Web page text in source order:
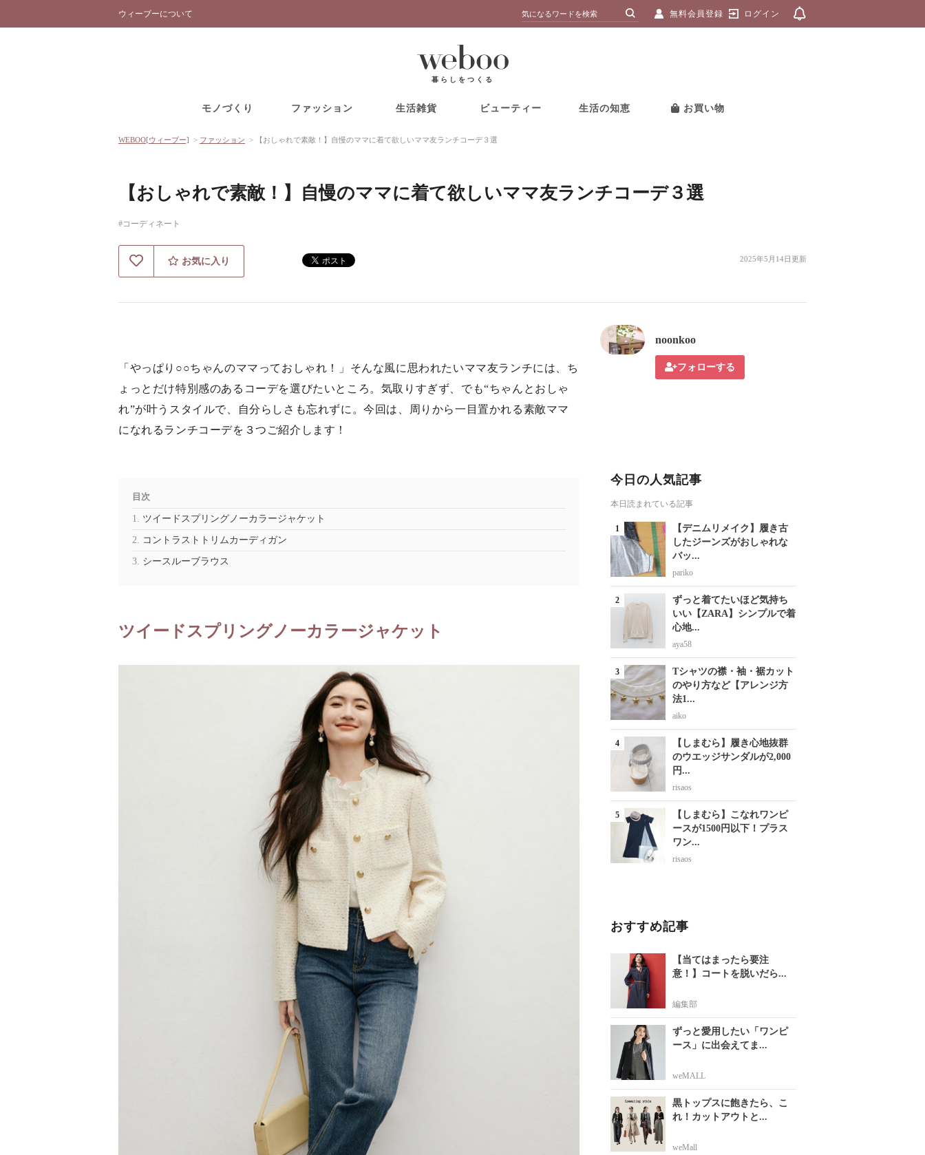
ウィーブーについて 無料会員登録 ログイン
暮らしをつくる
モノづくり ファッション 生活雑貨 ビューティー 生活の知恵 お買い物
WEBOO[ウィーブー] > ファッション > 【おしゃれで素敵！】自慢のママに着て欲しいママ友ランチコーデ３選
【おしゃれで素敵！】自慢のママに着て欲しいママ友ランチコーデ３選
#コーディネート
お気に入り 2025年5月14日更新
「やっぱり○○ちゃんのママっておしゃれ！」そんな風に思われたいママ友ランチには、ち
ょっとだけ特別感のあるコーデを選びたいところ。気取りすぎず、でも“ちゃんとおしゃ
れ”が叶うスタイルで、自分らしさも忘れずに。今回は、周りから一目置かれる素敵ママ
になれるランチコーデを３つご紹介します！
目次
ツイードスプリングノーカラージャケット
コントラストトリムカーディガン
シースルーブラウス
ツイードスプリングノーカラージャケット
noonkoo
フォローする
今日の人気記事
本日読まれている記事
【デニムリメイク】履き古
したジーンズがおしゃれな
バッ...
pariko
ずっと着てたいほど気持ち
いい【ZARA】シンプルで着
心地...
aya58
Tシャツの襟・袖・裾カット
のやり方など【アレンジ方
法1...
aiko
【しまむら】履き心地抜群
のウエッジサンダルが2,000
円...
risaos
【しまむら】こなれワンピ
ースが1500円以下！プラス
ワン...
risaos
おすすめ記事
【当てはまったら要注
意！】コートを脱いだら...
編集部
ずっと愛用したい「ワンピ
ース」に出会えてま...
weMALL
黒トップスに飽きたら、こ
れ！カットアウトと...
weMall